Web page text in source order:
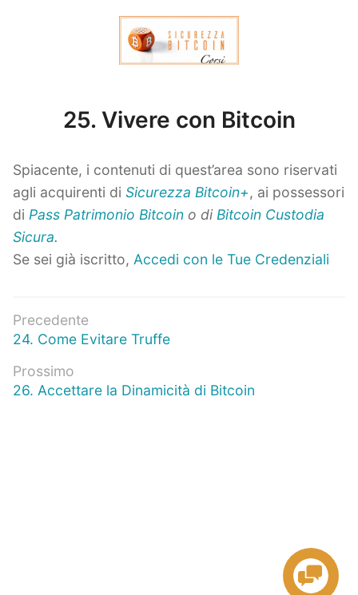
25. Vivere con Bitcoin
Spiacente, i contenuti di quest’area sono riservati
agli acquirenti di Sicurezza Bitcoin+, ai possessori
di Pass Patrimonio Bitcoin o diBitcoin Custodia
Sicura.
Se sei già iscritto, Accedi con le Tue Credenziali
Navigazione
articoli
Precedente
Articolo
24. Come Evitare Truffe
Prossimo
Prossimo
26. Accettare la Dinamicità di Bitcoin